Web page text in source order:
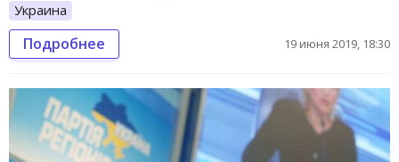
Украина
Подробнее 19 июня 2019, 18:30